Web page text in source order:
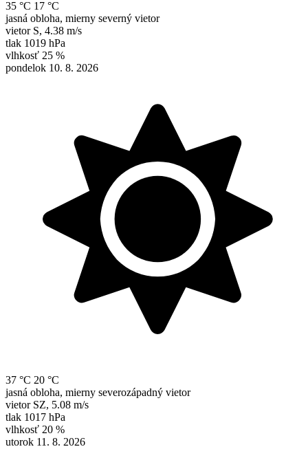
35 °C 17 °C
jasná obloha, mierny severný vietor
vietor S, 4.38 m/s
tlak 1019 hPa
vlhkosť 25 %
pondelok 10. 8. 2026
37 °C 20 °C
jasná obloha, mierny severozápadný vietor
vietor SZ, 5.08 m/s
tlak 1017 hPa
vlhkosť 20 %
utorok 11. 8. 2026